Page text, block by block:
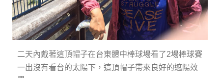
二天內戴著這頂帽子在台東體中棒球場看了2場棒球賽
一出沒有看台的太陽下，這頂帽子帶來良好的遮陽效